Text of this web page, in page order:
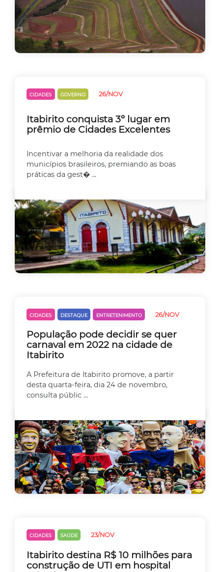
CIDADES GOVERNO 26/NOV
Itabirito conquista 3º lugar em
prêmio de Cidades Excelentes
Incentivar a melhoria da realidade dos
municípios brasileiros, premiando as boas
práticas da gest� ...
CIDADES DESTAQUE ENTRETENIMENTO 26/NOV
População pode decidir se quer
carnaval em 2022 na cidade de
Itabirito
A Prefeitura de Itabirito promove, a partir
desta quarta-feira, dia 24 de novembro,
consulta públic ...
CIDADES SAÚDE 23/NOV
Itabirito destina R$ 10 milhões para
construção de UTI em hospital